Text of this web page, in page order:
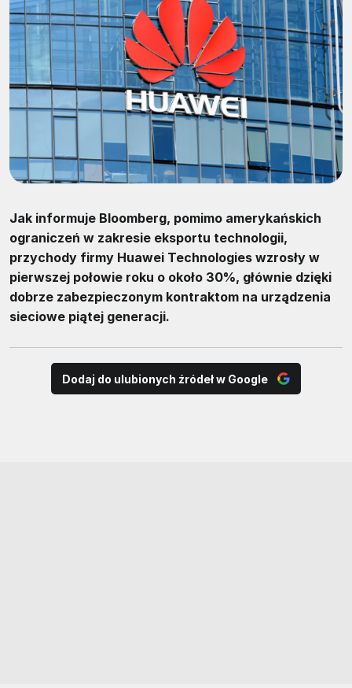
Jak informuje Bloomberg, pomimo amerykańskich
ograniczeń w zakresie eksportu technologii,
przychody firmy Huawei Technologies wzrosły w
pierwszej połowie roku o około 30%, głównie dzięki
dobrze zabezpieczonym kontraktom na urządzenia
sieciowe piątej generacji.
Dodaj do ulubionych źródeł w Google